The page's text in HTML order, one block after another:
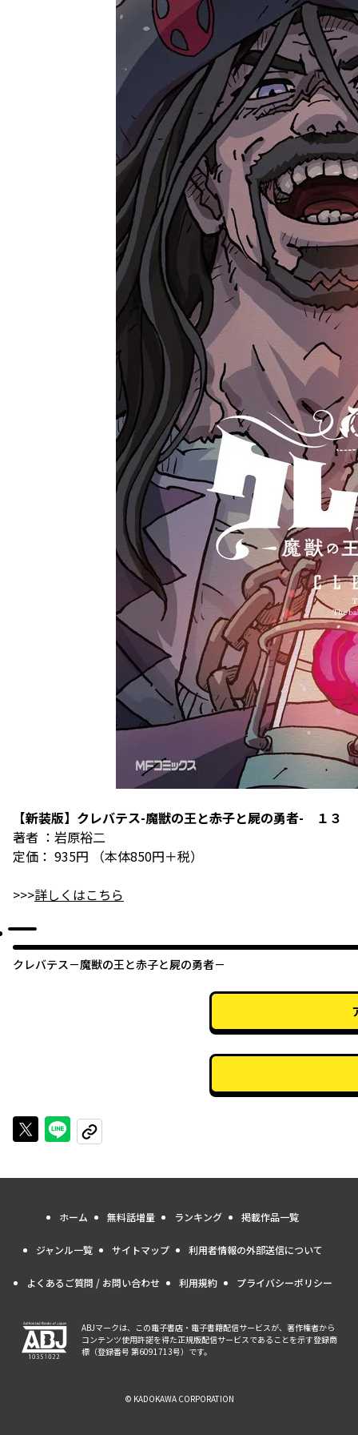
【新装版】クレバテス-魔獣の王と赤子と屍の勇者- １３
著者 ：岩原裕二
定価： 935円 （本体850円＋税）
>>>詳しくはこちら
クレバテス－魔獣の王と赤子と屍の勇者－
Xで投稿するLINEでシェアする
URLをコピーする
ホーム 無料話増量 ランキング 掲載作品一覧
ジャンル一覧 サイトマップ 利用者情報の外部送信について
よくあるご質問 / お問い合わせ 利用規約 プライバシーポリシー
ABJマークは、この電子書店・電子書籍配信サービスが、著作権者から
コンテンツ使用許諾を得た正規版配信サービスであることを示す登録商
標（登録番号 第6091713号）です。
© KADOKAWA CORPORATION